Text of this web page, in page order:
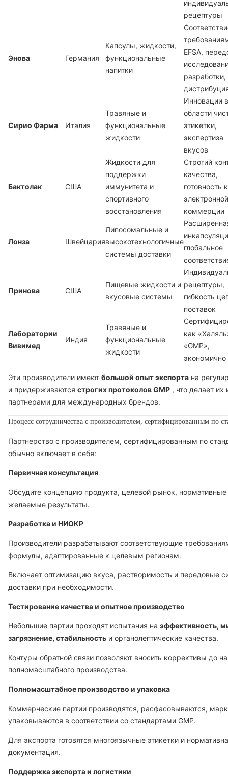
рецептуры
Энова Германия
Капсулы, жидкости,
функциональные
напитки
EFSA,
разработки,
Сирио Фарма Италия
Травяные и
функциональные
жидкости
Инновации в
области
этикетки,
экспертиза
вкусов
Бактолак США
Жидкости для
поддержки
иммунитета и
спортивного
восстановления
Строгий
качества,
готовность к
электронной
коммерции
Лонза Швейцария
Липосомальные и
высокотехнологичные
системы доставки
глобальное
Принова США
Пищевые жидкости и
вкусовые системы
рецептуры,
гибкость
поставок
Лаборатории
Вивимед
Индия
Травяные и
функциональные
жидкости
как
«GMP»,
экономично
Эти производители имеют большой опыт экспорта на
и придерживаются строгих протоколов GMP , что делает
партнерами для международных брендов.
Процесс сотрудничества с производителем, сертифицированным по
Партнерство с производителем, сертифицированным по
обычно включает в себя:
Первичная консультация
Обсудите концепцию продукта, целевой рынок, нормативные
желаемые результаты.
Разработка и НИОКР
Производители разрабатывают соответствующие
формулы, адаптированные к целевым регионам.
Включает оптимизацию вкуса, растворимость и передовые
доставки при необходимости.
Тестирование качества и опытное производство
Небольшие партии проходят испытания на эффективность,
загрязнение, стабильность и органолептические качества.
Контуры обратной связи позволяют вносить коррективы до
полномасштабного производства.
Полномасштабное производство и упаковка
Коммерческие партии производятся, расфасовываются,
упаковываются в соответствии со стандартами GMP.
Для экспорта готовятся многоязычные этикетки и
документация.
Поддержка экспорта и логистики